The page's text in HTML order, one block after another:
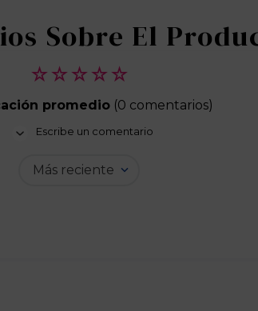
☆ ☆ ☆ ☆ ☆
promedio (0 comentarios)
Escribe un comentario
Más reciente